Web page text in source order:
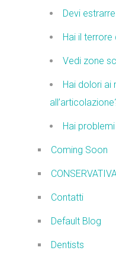
Devi
Hai il terrore
Vedi zone
Hai dolori ai
Hai
Coming Soon
Contatti
Default Blog
Dentists